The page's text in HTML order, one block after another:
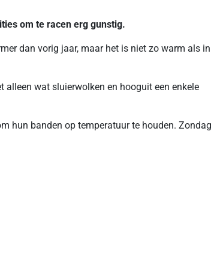
om te racen erg gunstig.
dan vorig jaar, maar het is niet zo warm als in
wat sluierwolken en hooguit een enkele
hun banden op temperatuur te houden. Zondag